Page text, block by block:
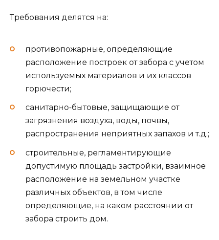
Требования делятся на:
противопожарные, определяющие
расположение построек от забора с учетом
используемых материалов и их классов
горючести;
санитарно-бытовые, защищающие от
загрязнения воздуха, воды, почвы,
распространения неприятных запахов и т.д.;
строительные, регламентирующие
допустимую площадь застройки, взаимное
расположение на земельном участке
различных объектов, в том числе
определяющие, на каком расстоянии от
забора строить дом.